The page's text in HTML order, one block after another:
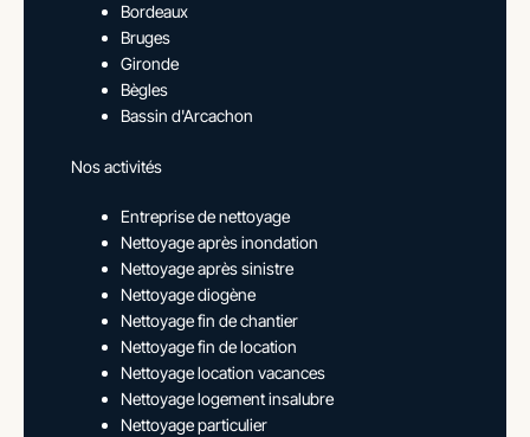
Bordeaux
Bruges
Gironde
Bègles
Bassin d'Arcachon
Nos activités
Entreprise de nettoyage
Nettoyage après inondation
Nettoyage après sinistre
Nettoyage diogène
Nettoyage fin de chantier
Nettoyage fin de location
Nettoyage location vacances
Nettoyage logement insalubre
Nettoyage particulier